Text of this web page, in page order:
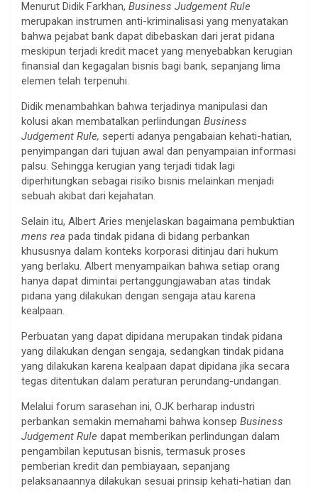
Menurut Didik Farkhan, Business Judgement Rule
merupakan instrumen anti-kriminalisasi yang menyatakan
bahwa pejabat bank dapat dibebaskan dari jerat pidana
meskipun terjadi kredit macet yang menyebabkan kerugian
finansial dan kegagalan bisnis bagi bank, sepanjang lima
elemen telah terpenuhi.
Didik menambahkan bahwa terjadinya manipulasi dan
kolusi akan membatalkan perlindungan Business
Judgement Rule, seperti adanya pengabaian kehati-hatian,
penyimpangan dari tujuan awal dan penyampaian informasi
palsu. Sehingga kerugian yang terjadi tidak lagi
diperhitungkan sebagai risiko bisnis melainkan menjadi
sebuah akibat dari kejahatan.
Selain itu, Albert Aries menjelaskan bagaimana pembuktian
mens rea pada tindak pidana di bidang perbankan
khususnya dalam konteks korporasi ditinjau dari hukum
yang berlaku. Albert menyampaikan bahwa setiap orang
hanya dapat dimintai pertanggungjawaban atas tindak
pidana yang dilakukan dengan sengaja atau karena
kealpaan.
Perbuatan yang dapat dipidana merupakan tindak pidana
yang dilakukan dengan sengaja, sedangkan tindak pidana
yang dilakukan karena kealpaan dapat dipidana jika secara
tegas ditentukan dalam peraturan perundang-undangan.
Melalui forum sarasehan ini, OJK berharap industri
perbankan semakin memahami bahwa konsep Business
Judgement Rule dapat memberikan perlindungan dalam
pengambilan keputusan bisnis, termasuk proses
pemberian kredit dan pembiayaan, sepanjang
pelaksanaannya dilakukan sesuai prinsip kehati-hatian dan